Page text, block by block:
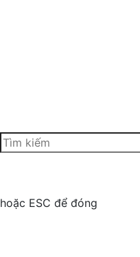
Tìm
kiếm
web
hoặc ESC để đóng